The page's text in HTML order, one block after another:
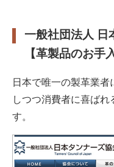
一般社団法人 日
【革製品のお手
日本で唯一の製革業
しつつ消費者に喜ばれ
す。